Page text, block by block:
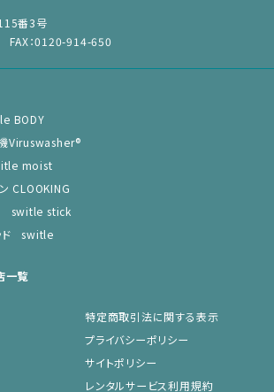
番3号
：0120-914-650
BODY
Viruswasher®︎
moist
CLOOKING
switle stick
ド switle
一覧
特定商取引法に関する表示
プライバシーポリシー
サイトポリシー
レンタルサービス利用規約